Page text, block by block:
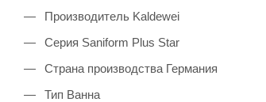
Производитель Kaldewei
Серия Saniform Plus Star
Страна производства Германия
Тип Ванна